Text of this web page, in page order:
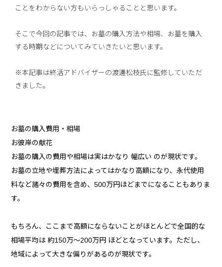
ことをわからない方もいらっしゃることと思います。
そこで今回の記事では、お墓の購入方法や相場、お墓を購入
する時期などについてみていきたいと思います。
※本記事は終活アドバイザーの渡邊松枝氏に監修していただ
きました。
お墓の購入費用・相場
お彼岸の献花
お墓の購入の費用や相場は実はかなり 幅広い のが現状です。
お墓の立地や埋葬方法によってはかなり高額になり、永代使用
料など諸々の費用を含め、500万円ほどまでになることもありま
す。
もちろん、ここまで高額にならないことがほとんどで全国的な
相場平均は 約150万～200万円 ほどとなっています。ただし、
地域によって大きな偏りがあるのが現状です。